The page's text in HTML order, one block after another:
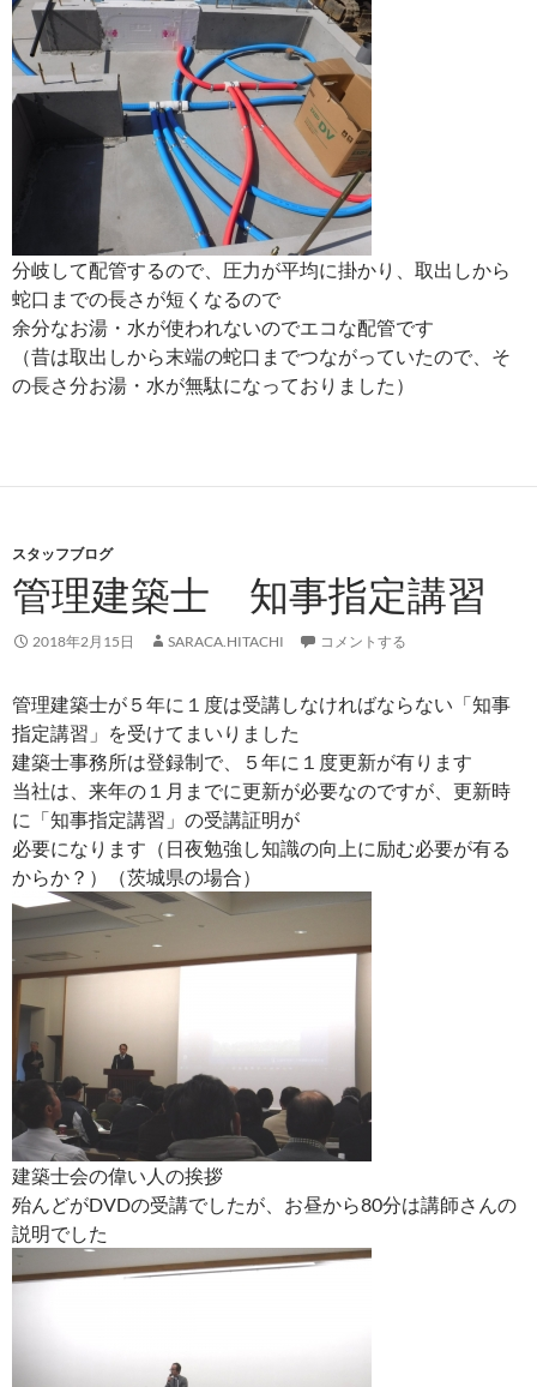
分岐して配管するので、圧力が平均に掛かり、取出しから
蛇口までの長さが短くなるので
余分なお湯・水が使われないのでエコな配管です
（昔は取出しから末端の蛇口までつながっていたので、そ
の長さ分お湯・水が無駄になっておりました）
スタッフブログ
管理建築士 知事指定講習
2018年2月15日 SARACA.HITACHI コメントする
管理建築士が５年に１度は受講しなければならない「知事
指定講習」を受けてまいりました
建築士事務所は登録制で、５年に１度更新が有ります
当社は、来年の１月までに更新が必要なのですが、更新時
に「知事指定講習」の受講証明が
必要になります（日夜勉強し知識の向上に励む必要が有る
からか？）（茨城県の場合）
建築士会の偉い人の挨拶
殆んどがDVDの受講でしたが、お昼から80分は講師さんの
説明でした